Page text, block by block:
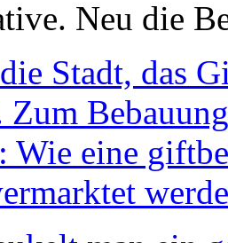
Neu die
Stadt, das
Zum
Wie eine